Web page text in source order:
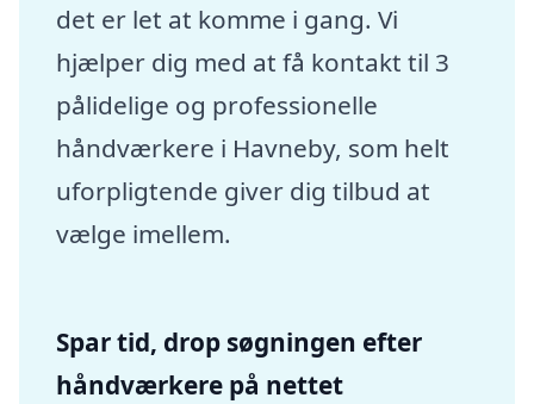
det er let at komme i gang. Vi
hjælper dig med at få kontakt til 3
pålidelige og professionelle
håndværkere i Havneby, som helt
uforpligtende giver dig tilbud at
vælge imellem.
Spar tid, drop søgningen efter
håndværkere på nettet